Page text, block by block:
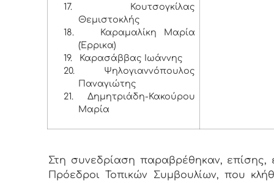
17.
Κουτσογκίλας
Θεμιστοκλής
18.
Καραμαλίκη Μαρία
(Έρρικα)
19.
Καρασάββας Ιωάννης
20.
Ψηλογιαννόπουλος
Παναγιώτης
21.
Δημητριάδη-Κακούρου
Μαρία
Στη συνεδρίαση παραβρέθηκαν, επίσης,
Πρόεδροι Τοπικών Συμβουλίων, που